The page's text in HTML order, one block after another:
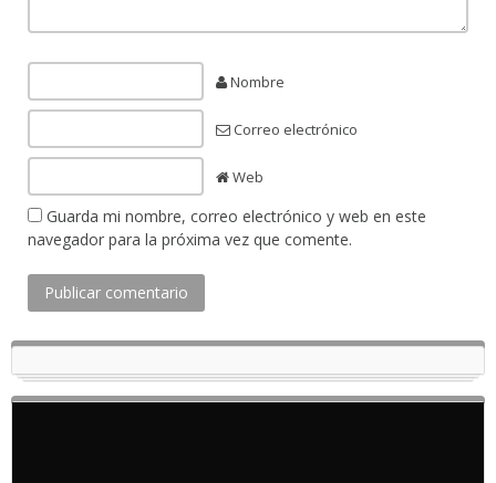
Nombre
Correo electrónico
Web
Guarda mi nombre, correo electrónico y web en este
navegador para la próxima vez que comente.